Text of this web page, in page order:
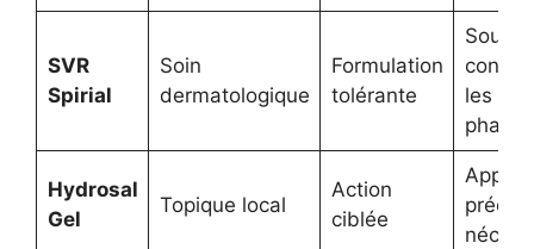
SVR
Spirial
Soin
dermatologique
Formulation
tolérante
les
Hydrosal
Gel
Topique local
Action
ciblée
précise